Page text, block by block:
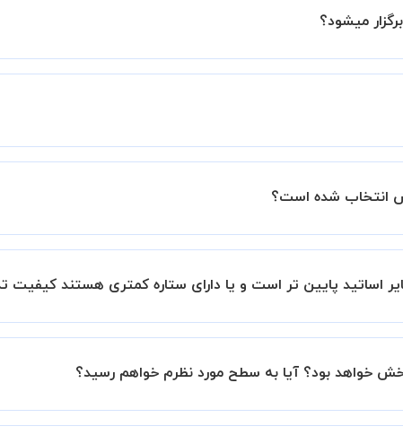
میشود.
را بررسی میکند. در صورت رضایت از شیوه تدریس، استاد
اساتید پایین تر است و یا دارای ستاره کمتری هستند کیفیت
موضوع در بخش نظرات ثبت شده شاگردان آنها نیز مشهود
خواهد بود؟ آیا به سطح مورد نظرم خواهم رسید؟
تا در کنار تلاش شما این اتفاق بیفتد و کلاس نتیجه بخش